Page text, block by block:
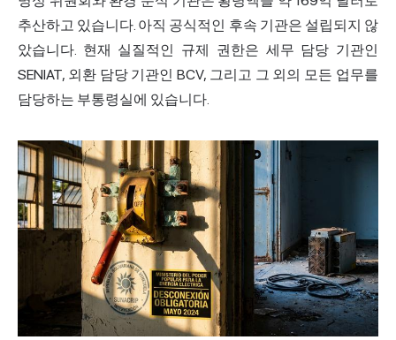
추산하고 있습니다. 아직 공식적인 후속 기관은 설립되지 않
았습니다. 현재 실질적인 규제 권한은 세무 담당 기관인
SENIAT, 외환 담당 기관인 BCV, 그리고 그 외의 모든 업무를
담당하는 부통령실에 있습니다.